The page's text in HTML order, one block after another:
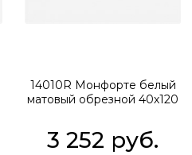
14010R Монфорте белый
матовый обрезной 40х120
3 252 руб.